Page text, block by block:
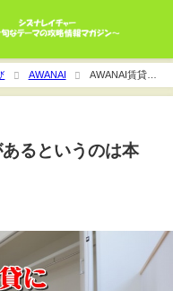
AWANAI
AWANAI賃貸に
るというのは本